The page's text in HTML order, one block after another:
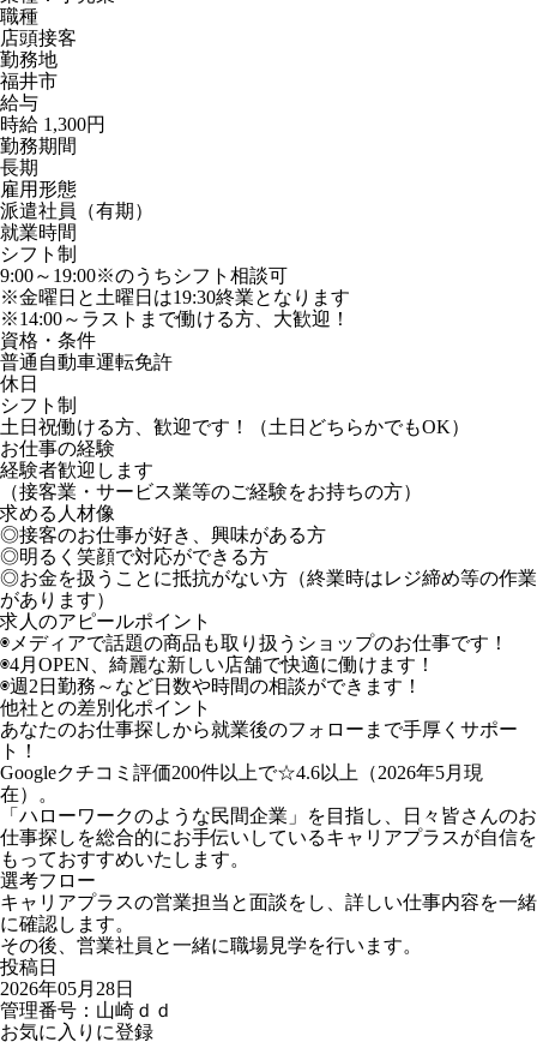
職種
店頭接客
勤務地
福井市
給与
時給 1,300円
勤務期間
長期
雇用形態
派遣社員（有期）
就業時間
シフト制
9:00～19:00※のうちシフト相談可
※金曜日と土曜日は19:30終業となります
※14:00～ラストまで働ける方、大歓迎！
資格・条件
普通自動車運転免許
休日
シフト制
土日祝働ける方、歓迎です！（土日どちらかでもOK）
お仕事の経験
経験者歓迎します
（接客業・サービス業等のご経験をお持ちの方）
求める人材像
◎接客のお仕事が好き、興味がある方
◎明るく笑顔で対応ができる方
◎お金を扱うことに抵抗がない方（終業時はレジ締め等の作業
があります）
求人のアピールポイント
◉メディアで話題の商品も取り扱うショップのお仕事です！
◉4月OPEN、綺麗な新しい店舗で快適に働けます！
◉週2日勤務～など日数や時間の相談ができます！
他社との差別化ポイント
あなたのお仕事探しから就業後のフォローまで手厚くサポー
ト！
Googleクチコミ評価200件以上で☆4.6以上（2026年5月現
在）。
「ハローワークのような民間企業」を目指し、日々皆さんのお
仕事探しを総合的にお手伝いしているキャリアプラスが自信を
もっておすすめいたします。
選考フロー
キャリアプラスの営業担当と面談をし、詳しい仕事内容を一緒
に確認します。
その後、営業社員と一緒に職場見学を行います。
投稿日
2026年05月28日
管理番号：山崎ｄｄ
お気に入りに登録